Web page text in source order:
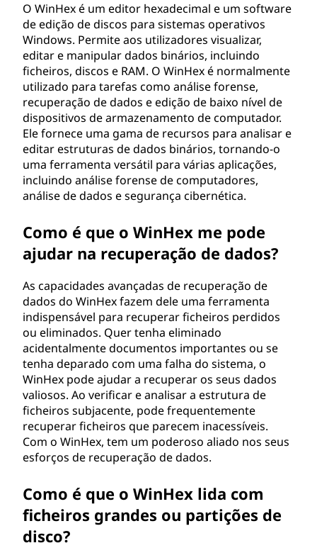
O WinHex é um editor hexadecimal e um software
de edição de discos para sistemas operativos
Windows. Permite aos utilizadores visualizar,
editar e manipular dados binários, incluindo
ficheiros, discos e RAM. O WinHex é normalmente
utilizado para tarefas como análise forense,
recuperação de dados e edição de baixo nível de
dispositivos de armazenamento de computador.
Ele fornece uma gama de recursos para analisar e
editar estruturas de dados binários, tornando-o
uma ferramenta versátil para várias aplicações,
incluindo análise forense de computadores,
análise de dados e segurança cibernética.
Como é que o WinHex me pode
ajudar na recuperação de dados?
As capacidades avançadas de recuperação de
dados do WinHex fazem dele uma ferramenta
indispensável para recuperar ficheiros perdidos
ou eliminados. Quer tenha eliminado
acidentalmente documentos importantes ou se
tenha deparado com uma falha do sistema, o
WinHex pode ajudar a recuperar os seus dados
valiosos. Ao verificar e analisar a estrutura de
ficheiros subjacente, pode frequentemente
recuperar ficheiros que parecem inacessíveis.
Com o WinHex, tem um poderoso aliado nos seus
esforços de recuperação de dados.
Como é que o WinHex lida com
ficheiros grandes ou partições de
disco?